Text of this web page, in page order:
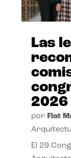
Las
2026
por Flat
El 29